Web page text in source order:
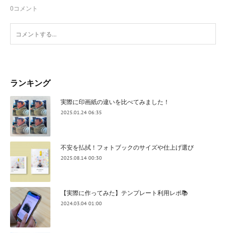
0コメント
ランキング
実際に印画紙の違いを比べてみました！
2025.01.24 06:35
不安を払拭！フォトブックのサイズや仕上げ選び
2025.08.14 00:30
【実際に作ってみた】テンプレート利用レポ📚
2024.03.04 01:00